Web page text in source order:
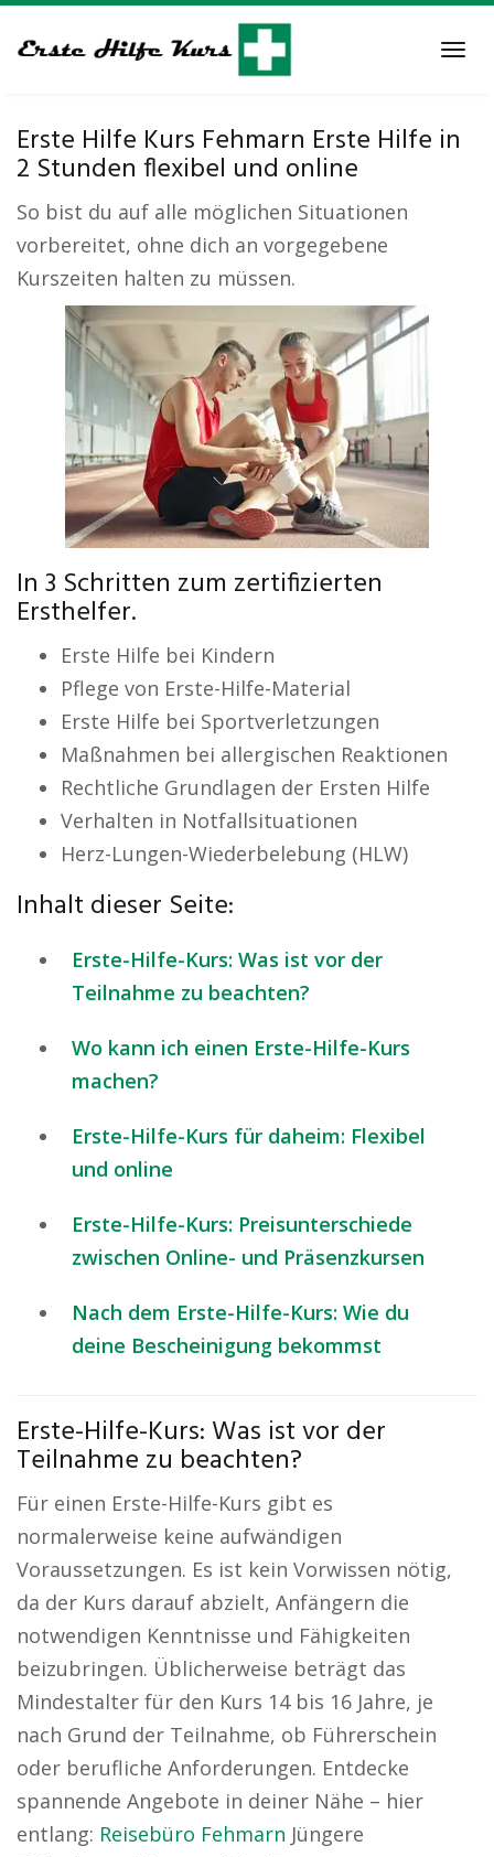
to
Erste Hilfe Kurs Fehmarn Erste Hilfe in
2 Stunden flexibel und online
So bist du auf alle möglichen Situationen
vorbereitet, ohne dich an vorgegebene
Kurszeiten halten zu müssen.
In 3 Schritten zum zertifizierten
Ersthelfer.
Erste Hilfe bei Kindern
Pflege von Erste-Hilfe-Material
Erste Hilfe bei Sportverletzungen
Maßnahmen bei allergischen Reaktionen
Rechtliche Grundlagen der Ersten Hilfe
Verhalten in Notfallsituationen
Herz-Lungen-Wiederbelebung (HLW)
Inhalt dieser Seite:
Erste-Hilfe-Kurs: Was ist vor der
Teilnahme zu beachten?
Wo kann ich einen Erste-Hilfe-Kurs
machen?
Erste-Hilfe-Kurs für daheim: Flexibel
und online
Erste-Hilfe-Kurs: Preisunterschiede
zwischen Online- und Präsenzkursen
Nach dem Erste-Hilfe-Kurs: Wie du
deine Bescheinigung bekommst
Erste-Hilfe-Kurs: Was ist vor der
Teilnahme zu beachten?
Für einen Erste-Hilfe-Kurs gibt es
normalerweise keine aufwändigen
Voraussetzungen. Es ist kein Vorwissen nötig,
da der Kurs darauf abzielt, Anfängern die
notwendigen Kenntnisse und Fähigkeiten
beizubringen. Üblicherweise beträgt das
Mindestalter für den Kurs 14 bis 16 Jahre, je
nach Grund der Teilnahme, ob Führerschein
oder berufliche Anforderungen. Entdecke
spannende Angebote in deiner Nähe – hier
entlang: Reisebüro Fehmarn Jüngere